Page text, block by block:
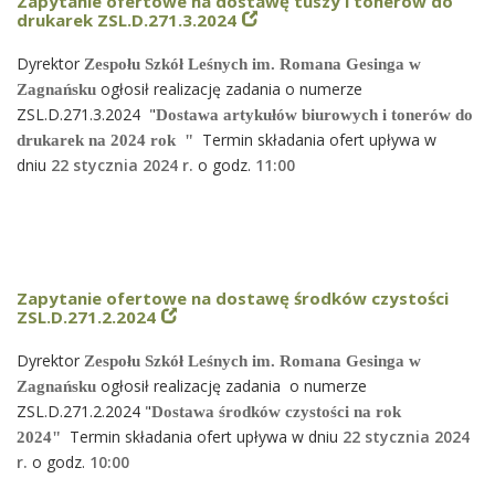
drukarek ZSL.D.271.3.2024
Dyrektor Zespołu Szkół Leśnych im. Romana Gesinga w
Zagnańsku ogłosił realizację zadania o numerze
ZSL.D.271.3.2024 "Dostawa artykułów biurowych i tonerów do
drukarek na 2024 rok "
Termin składania ofert upływa w
dniu 22 stycznia 2024 r. o godz. 11:00
Zapytanie ofertowe na dostawę środków czystości
ZSL.D.271.2.2024
Dyrektor Zespołu Szkół Leśnych im. Romana Gesinga w
Zagnańsku ogłosił realizację zadania o numerze
ZSL.D.271.2.2024 "Dostawa środków czystości na rok
2024"
Termin składania ofert upływa w dniu 22 stycznia 2024
r. o godz. 10:00